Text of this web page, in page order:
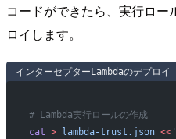
コードができたら、実行ロ
ロイします。
インターセプターLambdaのデプロイ
# Lambda実行ロールの作成
cat > lambda-trust.json <<